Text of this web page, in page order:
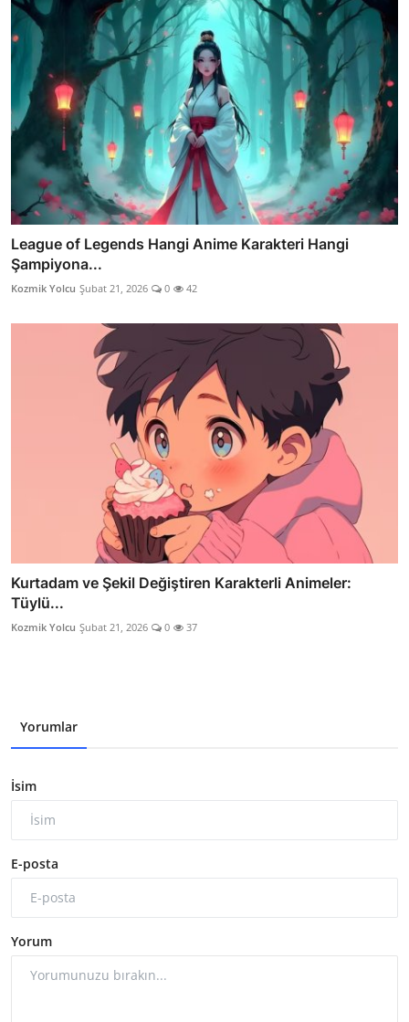
League of Legends Hangi Anime Karakteri Hangi
Şampiyona...
Kozmik Yolcu Şubat 21, 2026 0 42
Kurtadam ve Şekil Değiştiren Karakterli Animeler:
Tüylü...
Kozmik Yolcu Şubat 21, 2026 0 37
Yorumlar
İsim
E-posta
Yorum